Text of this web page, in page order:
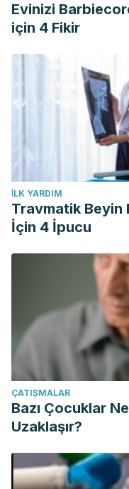
Evinizi
için 4 Fikir
İLK YARDIM
Travmatik Beyin
İçin 4 İpucu
ÇATIŞMALAR
Bazı Çocuklar
Uzaklaşır?